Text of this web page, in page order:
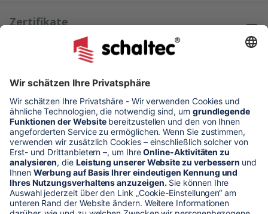
Zertifikate
Kundenmeinungen
* Alle Preise verstehen sich zzgl. Mehrwertsteuer und Versandkosten